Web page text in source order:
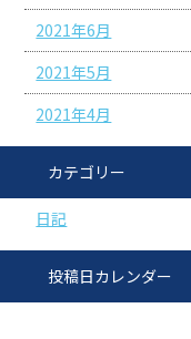
2021年6月
2021年5月
2021年4月
カテゴリー
日記
投稿日カレンダー